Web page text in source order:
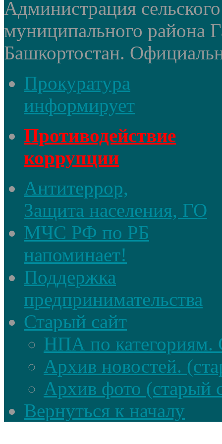
Администрация
муниципального района
Башкортостан.
Прокуратура
информирует
Противодействие
коррупции
Антитеррор,
Защита населения, ГО
МЧС РФ по РБ
напоминает!
Поддержка
предпринимательства
Старый сайт
НПА по категориям.
Архив новостей.
Архив фото (старый
Вернуться к началу